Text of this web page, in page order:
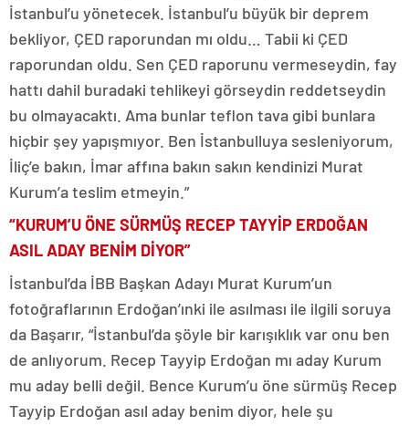
İstanbul’u yönetecek. İstanbul’u büyük bir deprem
bekliyor, ÇED raporundan mı oldu… Tabii ki ÇED
raporundan oldu. Sen ÇED raporunu vermeseydin, fay
hattı dahil buradaki tehlikeyi görseydin reddetseydin
bu olmayacaktı. Ama bunlar teflon tava gibi bunlara
hiçbir şey yapışmıyor. Ben İstanbulluya sesleniyorum,
İliç’e bakın, İmar affına bakın sakın kendinizi Murat
Kurum’a teslim etmeyin.”
“KURUM’U ÖNE SÜRMÜŞ RECEP TAYYİP ERDOĞAN
ASIL ADAY BENİM DİYOR”
İstanbul’da İBB Başkan Adayı Murat Kurum’un
fotoğraflarının Erdoğan’ınki ile asılması ile ilgili soruya
da Başarır, “İstanbul’da şöyle bir karışıklık var onu ben
de anlıyorum. Recep Tayyip Erdoğan mı aday Kurum
mu aday belli değil. Bence Kurum’u öne sürmüş Recep
Tayyip Erdoğan asıl aday benim diyor, hele şu